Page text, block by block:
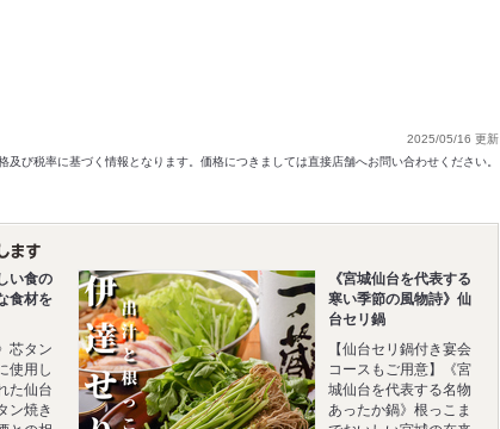
2025/05/16 更新
び税率に基づく情報となります。価格につきましては直接店舗へお問い合わせください。
い食の
食材を
芯タン
使用し
た仙台
ン焼き
《宮城仙台を代表する
寒い季節の風物詩》仙
台セリ鍋
【仙台セリ鍋付き宴会
コースもご用意】《宮
城仙台を代表する名物
あったか鍋》根っこま